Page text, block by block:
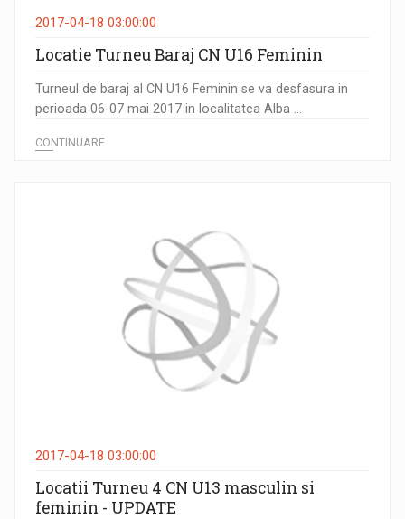
2017-04-18 03:00:00
Locatie Turneu Baraj CN U16 Feminin
Turneul de baraj al CN U16 Feminin se va desfasura in
perioada 06-07 mai 2017 in localitatea Alba ...
CONTINUARE
2017-04-18 03:00:00
Locatii Turneu 4 CN U13 masculin si
feminin - UPDATE